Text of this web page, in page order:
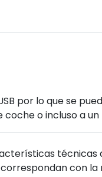
por lo que se
o incluso a un
con